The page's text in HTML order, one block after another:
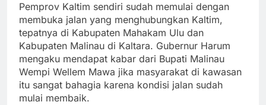
Pemprov Kaltim sendiri sudah memulai dengan
membuka jalan yang menghubungkan Kaltim,
tepatnya di Kabupaten Mahakam Ulu dan
Kabupaten Malinau di Kaltara. Gubernur Harum
mengaku mendapat kabar dari Bupati Malinau
Wempi Wellem Mawa jika masyarakat di kawasan
itu sangat bahagia karena kondisi jalan sudah
mulai membaik.